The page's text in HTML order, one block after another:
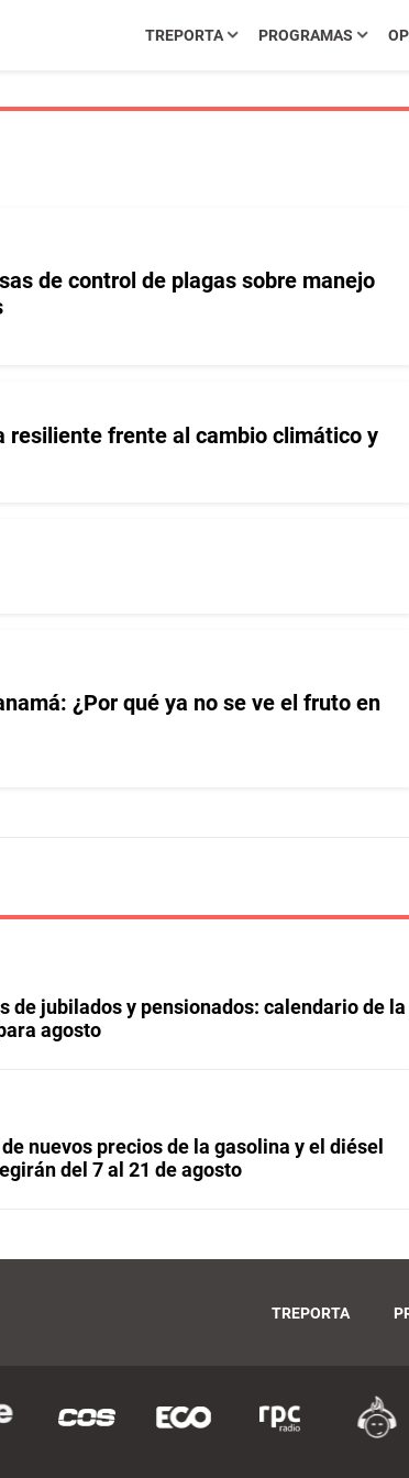
TREPORTA PROGRAMAS
de control de plagas sobre manejo
resiliente frente al cambio climático y
¿Por qué ya no se ve el fruto en
de jubilados y pensionados: calendario de la
agosto
nuevos precios de la gasolina y el diésel
del 7 al 21 de agosto
TREPORTA